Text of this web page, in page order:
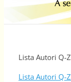
Lista Autori Q-Z
Lista Autori Q-Z